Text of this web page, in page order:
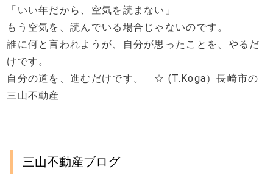
「いい年だから、空気を読まない」
もう空気を、読んでいる場合じゃないのです。
誰に何と言われようが、自分が思ったことを、やるだ
けです。
自分の道を、進むだけです。 ☆ (T.Koga）長崎市の
三山不動産
三山不動産ブログ